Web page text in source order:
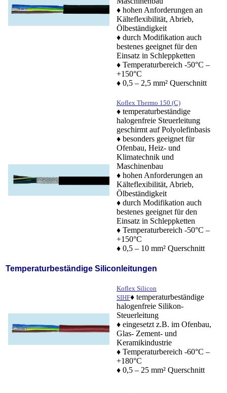
♦ hohen Anforderungen an
Kälteflexibilität, Abrieb,
Ölbeständigkeit
♦ durch Modifikation auch
bestenes geeignet für den
Einsatz in Schleppketten
♦ Temperaturbereich -50°C –
+150°C
♦ 0,5 – 2,5 mm² Querschnitt
Koflex Thermo 150 (C)
♦ temperaturbeständige
halogenfreie Steuerleitung
geschirmt auf Polyolefinbasis
♦ besonders geeignet für
Ofenbau, Heiz- und
Klimatechnik und
Maschinenbau
♦ hohen Anforderungen an
Kälteflexibilität, Abrieb,
Ölbeständigkeit
♦ durch Modifikation auch
bestenes geeignet für den
Einsatz in Schleppketten
♦ Temperaturbereich -50°C –
+150°C
♦ 0,5 – 10 mm² Querschnitt
Temperaturbeständige Siliconleitungen
Koflex Silicon
SIHF♦ temperaturbeständige
halogenfreie Silikon-
Steuerleitung
♦ eingesetzt z.B. im Ofenbau,
Glas- Zement- und
Keramikindustrie
♦ Temperaturbereich -60°C –
+180°C
♦ 0,5 – 25 mm² Querschnitt